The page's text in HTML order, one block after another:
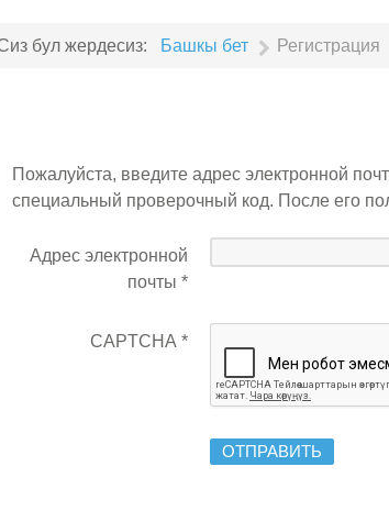
бул жердесиз: Башкы бет Регистрация
Пожалуйста, введите адрес электронной
специальный проверочный код. После его
Адрес электронной
почты *
CAPTCHA *
ОТПРАВИТЬ